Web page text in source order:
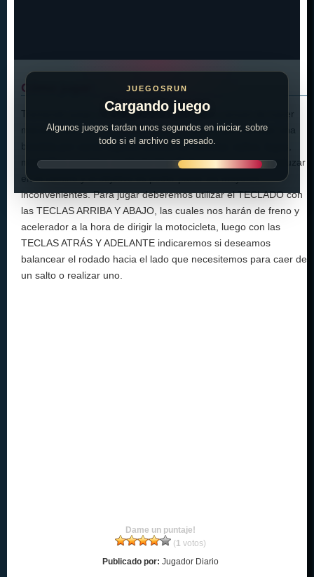
JUEGOSRUN
Cargando juego
Algunos juegos tardan unos segundos en iniciar, sobre
todo si el archivo es pesado.
Cómo jugar:
Tremendo juego de estos enanos que no se cansan de hacer
macanas por toda la ciudad, esta vez tienen que manejar una
bicicleta por varios lugares difíciles de transitar, saltos, lagos,
montañas, puentes, cualquier tipo de terreno se nos va a cruzar
en el camino y el objetivo es poder pasar sin mayores
inconvenientes. Para jugar deberemos utilizar el TECLADO con
las TECLAS ARRIBA Y ABAJO, las cuales nos harán de freno y
acelerador a la hora de dirigir la motocicleta, luego con las
TECLAS ATRÁS Y ADELANTE indicaremos si deseamos
balancear el rodado hacia el lado que necesitemos para caer de
un salto o realizar uno.
Dame un puntaje!
(1 votos)
Publicado por: Jugador Diario